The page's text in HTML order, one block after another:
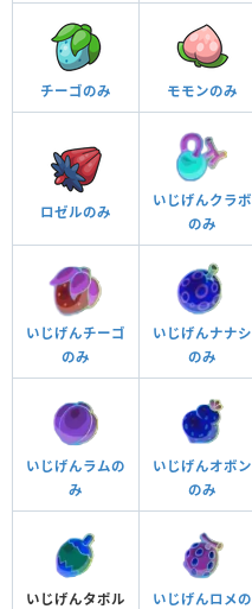
チーゴのみ モモンのみ
ロゼルのみ
いじげんクラボ
のみ
いじげんチーゴ
のみ
いじげんナナシ
のみ
いじげんラムの
み
いじげんオボン
のみ
いじげんタポル
いじげんロメの